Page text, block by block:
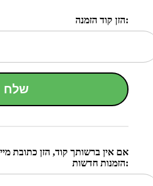
הזן קוד הזמנה:
שלח
אם אין ברשותך קוד, הזן כתובת
הזמנות חדשות: